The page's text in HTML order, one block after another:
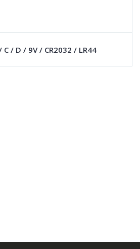
/ D / 9V / CR2032 / LR44